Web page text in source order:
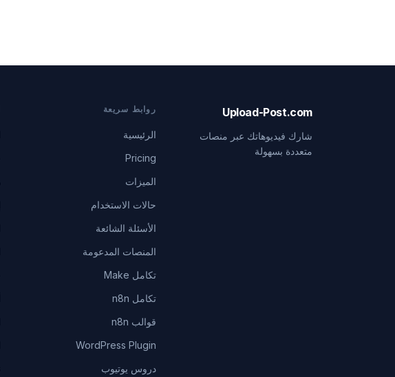
Upload-Post.com
شارك فيديوهاتك عبر منصات
متعددة بسهولة
روابط سريعة
الرئيسية
Pricing
الميزات
حالات الاستخدام
الأسئلة الشائعة
المنصات المدعومة
تكامل Make
تكامل n8n
قوالب n8n
WordPress Plugin
دروس يوتيوب